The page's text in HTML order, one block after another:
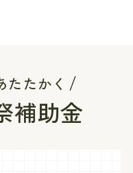
たたかく
補助金